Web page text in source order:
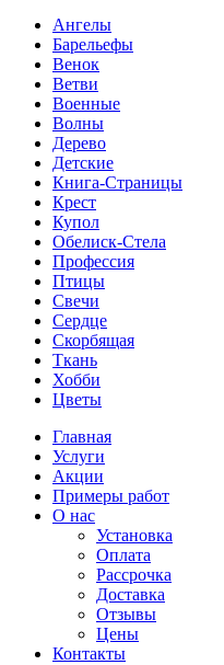
Ангелы
Барельефы
Венок
Ветви
Военные
Волны
Дерево
Детские
Книга-Страницы
Крест
Купол
Обелиск-Стела
Профессия
Птицы
Свечи
Сердце
Скорбящая
Ткань
Хобби
Цветы
Главная
Услуги
Акции
Примеры работ
О нас
Установка
Оплата
Рассрочка
Доставка
Отзывы
Цены
Контакты